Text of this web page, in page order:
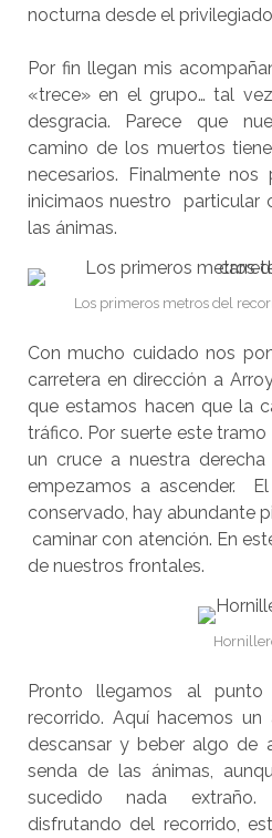
nocturna desde el
Por fin llegan mis
«trece» en el grupo… tal
desgracia. Parece que
camino de los muertos
necesarios. Finalmente
inicimaos nuestro particular
las ánimas.
Los primeros metros del
Con mucho cuidado nos
carretera en dirección a
que estamos hacen que la
tráfico. Por suerte este
un cruce a nuestra
empezamos a ascender.
conservado, hay abundante
caminar con atención. En
de nuestros frontales.
Pronto llegamos al
recorrido. Aquí hacemos
descansar y beber algo de
senda de las ánimas,
sucedido nada
disfrutando del recorrido,